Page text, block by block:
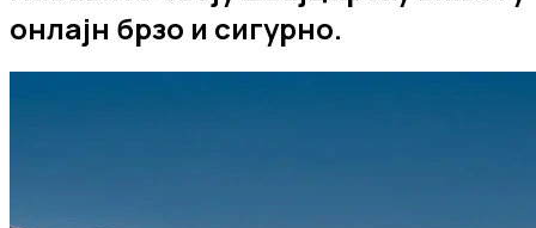
онлајн брзо и сигурно.